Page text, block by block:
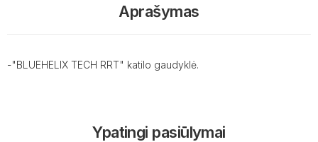
Aprašymas
-"BLUEHELIX TECH RRT" katilo gaudyklė.
Ypatingi pasiūlymai